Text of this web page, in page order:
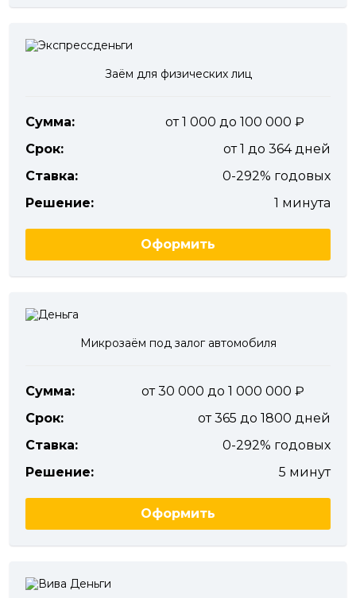
Заём для физических лиц
Сумма:
от 1 000 до 100 000
Срок:
от 1 до 364 дней
Ставка:
0-292% годовых
Решение:
1 минута
Оформить
Микрозаём под залог автомобиля
Сумма:
от 30 000 до 1 000 000
Срок:
от 365 до 1800 дней
Ставка:
0-292% годовых
Решение:
5 минут
Оформить